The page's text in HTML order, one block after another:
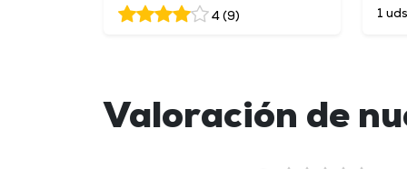
4 (9) 1
Valoración de